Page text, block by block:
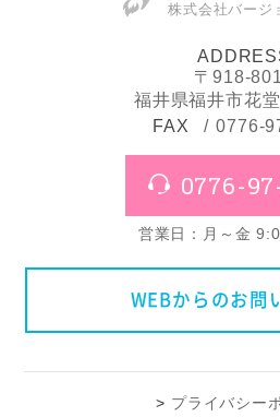
株式会社バージ
〒918-
福井県福井市花
FAX
0776-
0776-
営業日：月～金
WEBからのお問
プライバシー